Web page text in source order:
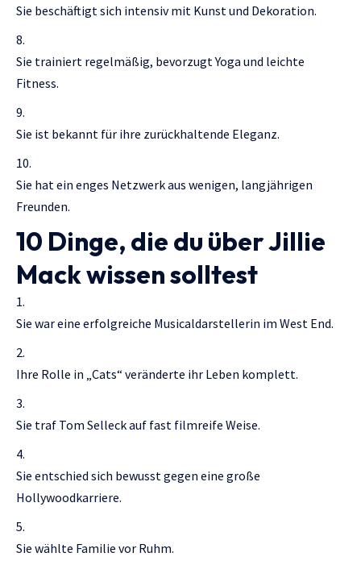
Sie beschäftigt sich intensiv mit Kunst und Dekoration.
Sie trainiert regelmäßig, bevorzugt Yoga und leichte
Fitness.
Sie ist bekannt für ihre zurückhaltende Eleganz.
Sie hat ein enges Netzwerk aus wenigen, langjährigen
Freunden.
10 Dinge, die du über Jillie
Mack wissen solltest
Sie war eine erfolgreiche Musicaldarstellerin im West End.
Ihre Rolle in „Cats“ veränderte ihr Leben komplett.
Sie traf Tom Selleck auf fast filmreife Weise.
Sie entschied sich bewusst gegen eine große
Hollywoodkarriere.
Sie wählte Familie vor Ruhm.